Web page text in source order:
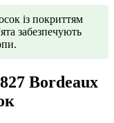
із покриттям
забезпечують
Bordeaux